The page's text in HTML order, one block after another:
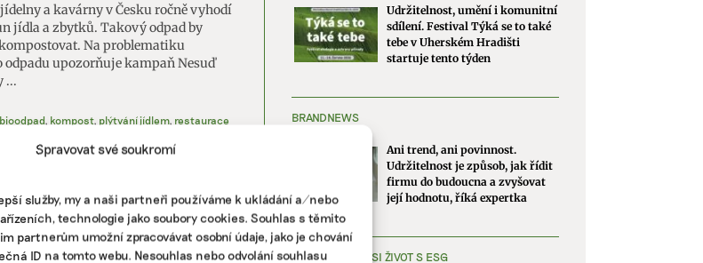
Spravovat své soukromí
služby, my a naši partneři používáme k ukládání a/nebo
technologie jako soubory cookies. Souhlas s těmito
partnerům umožní zpracovávat osobní údaje, jako je chování
ID na tomto webu. Nesouhlas nebo odvolání souhlasu
a kavárny v Česku ročně vyhodí
jídla a zbytků. Takový odpad by
Na problematiku
odpadu upozorňuje kampaň Nesuď
...
bioodpad, kompost, plýtvání jídlem, restaurace
nenahradí. Pomoci může
není pro každého. Organické
volném trhu sežene těžko, navíc
Udržitelnost, umění i komunitní
sdílení. Festival Týká se to také
tebe v Uherském Hradišti
startuje tento týden
BRANDNEWS
Ani trend, ani povinnost.
Udržitelnost je způsob, jak řídit
firmu do budoucna a zvyšovat
její hodnotu, říká expertka
ZJEDNODUŠTE SI ŽIVOT S ESG